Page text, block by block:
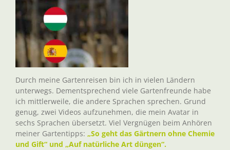
Durch meine Gartenreisen bin ich in vielen Ländern
unterwegs. Dementsprechend viele Gartenfreunde habe
ich mittlerweile, die andere Sprachen sprechen. Grund
genug, zwei Videos aufzunehmen, die mein Avatar in
sechs Sprachen übersetzt. Viel Vergnügen beim Anhören
meiner Gartentipps: „So geht das Gärtnern ohne Chemie
und Gift“ und „Auf natürliche Art düngen“.